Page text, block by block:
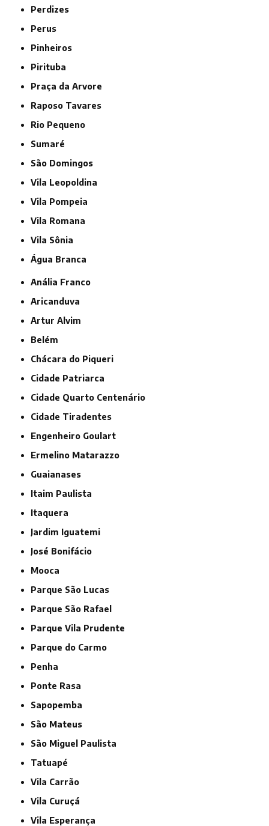
Perdizes
Perus
Pinheiros
Pirituba
Praça da Arvore
Raposo Tavares
Rio Pequeno
Sumaré
São Domingos
Vila Leopoldina
Vila Pompeia
Vila Romana
Vila Sônia
Água Branca
Anália Franco
Aricanduva
Artur Alvim
Belém
Chácara do Piqueri
Cidade Patriarca
Cidade Quarto Centenário
Cidade Tiradentes
Engenheiro Goulart
Ermelino Matarazzo
Guaianases
Itaim Paulista
Itaquera
Jardim Iguatemi
José Bonifácio
Mooca
Parque São Lucas
Parque São Rafael
Parque Vila Prudente
Parque do Carmo
Penha
Ponte Rasa
Sapopemba
São Mateus
São Miguel Paulista
Tatuapé
Vila Carrão
Vila Curuçá
Vila Esperança